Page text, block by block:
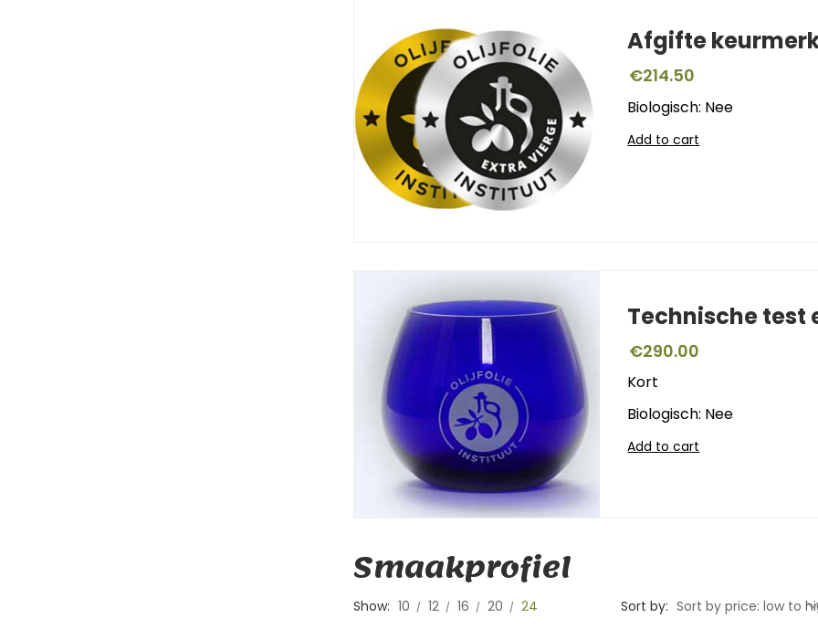
Afgifte
€214.50
Biologisch: Nee
Add to cart
Technische test
€290.00
Kort
Biologisch: Nee
Add to cart
Smaakprofiel
Show: 10 12 16 20 24 Sort by: Sort by price: low to